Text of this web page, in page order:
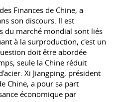
Finances de Chine, a
son discours. Il est
du marché mondial sont liés
à la surproduction, c'est un
doit être abordée
seule la Chine réduit
Xi Jiangping, président
Chine, a pour sa part
économique par